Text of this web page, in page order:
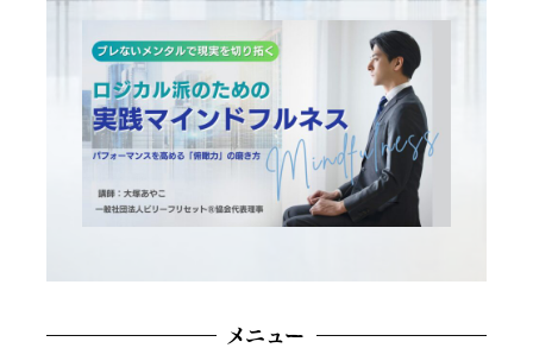
メニュー